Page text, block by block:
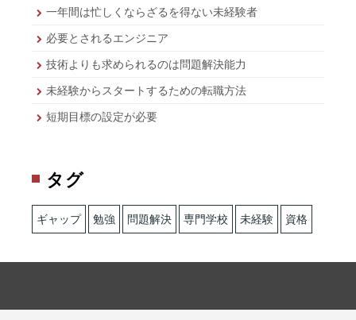
一年間は忙しくならざるを得ない未経験者
必要とされるエンジニア
技術よりも求められるのは問題解決能力
未経験からスタートするための転職方法
短期目標の設定が必要
タグ
ギャップ 勉強 問題解決 専門学校 未経験 資格